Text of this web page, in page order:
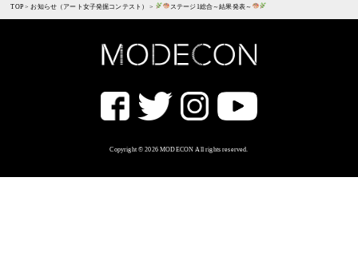
TOP> お知らせ（アート女子発掘コンテスト） > ステージ1総合～結果発表～
Copyright © 2026 MODECON All rights reserved.